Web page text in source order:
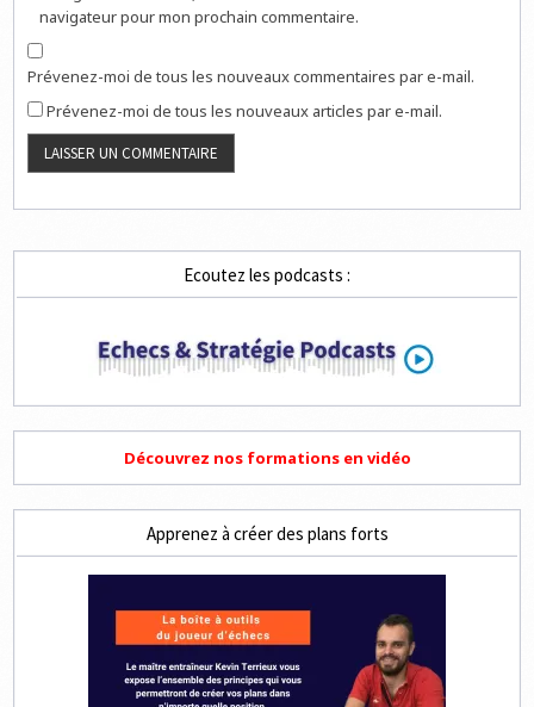
navigateur pour mon prochain commentaire.
Prévenez-moi de tous les nouveaux commentaires par e-mail.
Prévenez-moi de tous les nouveaux articles par e-mail.
Ecoutez les podcasts :
Découvrez nos formations en vidéo
Apprenez à créer des plans forts